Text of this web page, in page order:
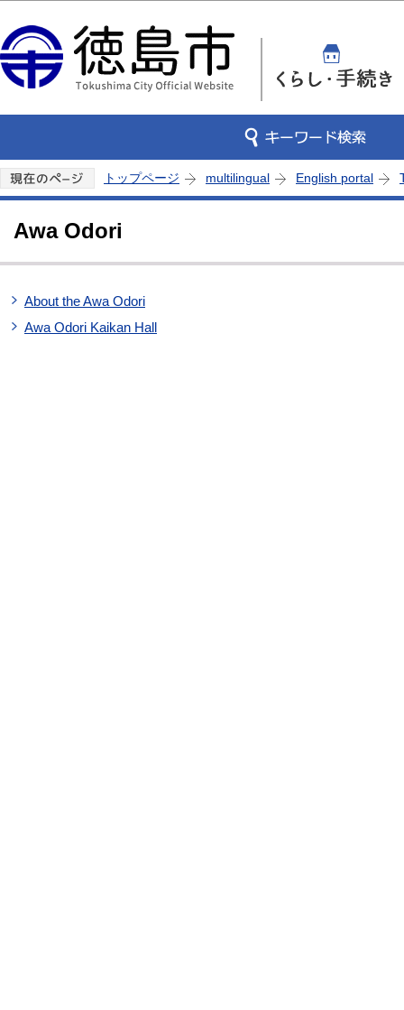
トップページ multilingual English portal
Awa Odori
About the Awa Odori
Awa Odori Kaikan Hall